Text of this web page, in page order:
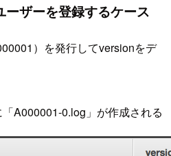
ザーを登録するケース
）を発行してversionをデ
A000001-0.log」が作成される